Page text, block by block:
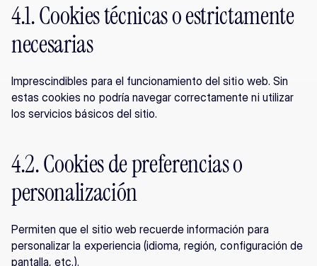
4.1. Cookies técnicas o estrictamente
necesarias
Imprescindibles para el funcionamiento del sitio web. Sin
estas cookies no podría navegar correctamente ni utilizar
los servicios básicos del sitio.
4.2. Cookies de preferencias o
personalización
Permiten que el sitio web recuerde información para
personalizar la experiencia (idioma, región, configuración de
pantalla, etc.).